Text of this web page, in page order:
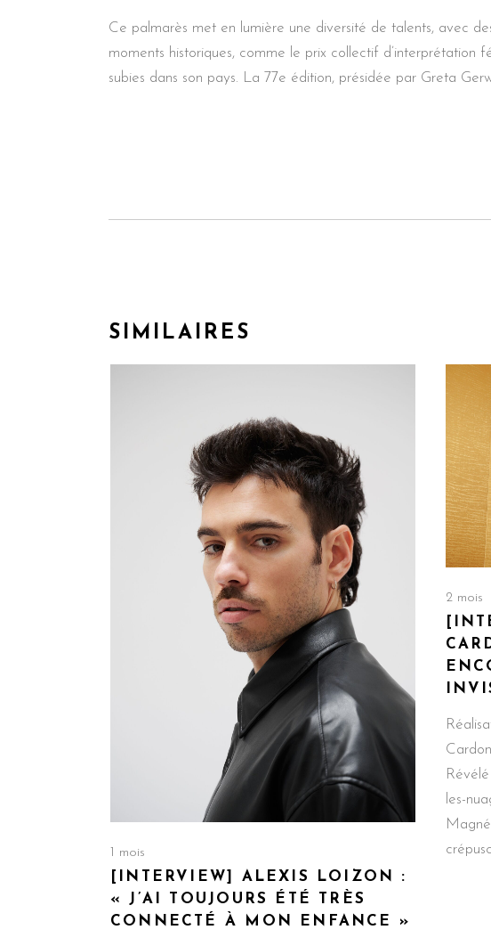
Ce palmarès met en lumière une diversité de talents, avec
moments historiques, comme le prix collectif d’interprétation
subies dans son pays. La 77e édition, présidée par Greta
SIMILAIRES
1 mois
[INTERVIEW] ALEXIS LOIZON :
« J’AI TOUJOURS ÉTÉ TRÈS
CONNECTÉ À MON ENFANCE »
2 mois
les-